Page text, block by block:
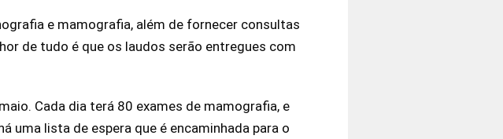
e mamografia, além de fornecer consultas
de tudo é que os laudos serão entregues com
Cada dia terá 80 exames de mamografia, e
uma lista de espera que é encaminhada para o